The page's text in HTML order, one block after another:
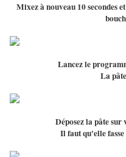
Mixez à nouveau 10 secondes
Lancez le
La
Déposez la pâte
Il faut qu'elle